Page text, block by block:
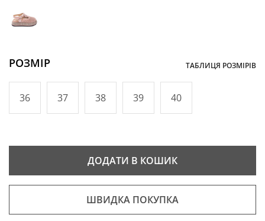
РОЗМІР ТАБЛИЦЯ РОЗМІРІВ
36 37 38 39 40
ДОДАТИ В КОШИК
ШВИДКА ПОКУПКА